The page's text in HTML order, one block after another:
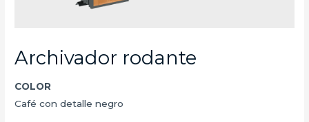
Archivador rodante
COLOR
Café con detalle negro